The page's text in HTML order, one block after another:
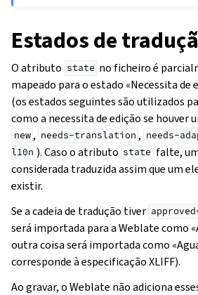
Estados de
O atributo state no ficheiro é
mapeado para o estado «Necessita de
(os estados seguintes são utilizados
como a necessita de edição se houver
new , needs-translation , needs-
l10n ). Caso o atributo state falte,
considerada traduzida assim que um
existir.
Se a cadeia de tradução tiver
será importada para a Weblate como
outra coisa será importada como
corresponde à especificação XLIFF).
Ao gravar, o Weblate não adiciona